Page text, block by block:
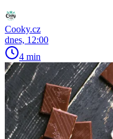
Cooky.cz
dnes, 12:00
4 min